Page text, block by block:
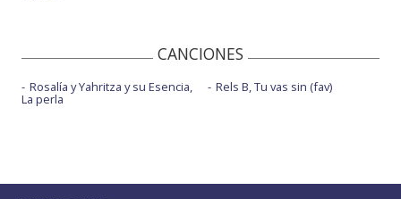
CANCIONES
Rosalía y Yahritza y su Esencia,
La perla
Rels B, Tu vas sin (fav)